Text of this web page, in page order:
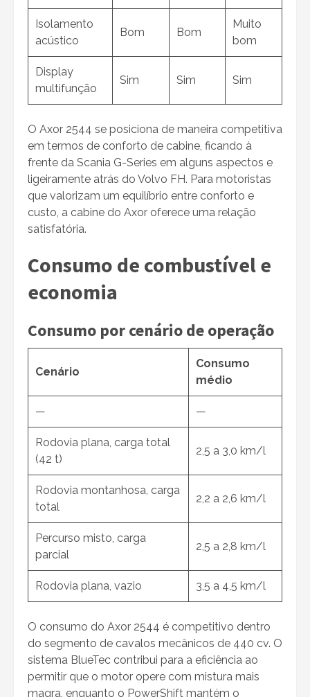
Isolamento
acústico
Bom Bom
Muito
bom
Display
multifunção
Sim Sim Sim
O Axor 2544 se posiciona de maneira competitiva
em termos de conforto de cabine, ficando à
frente da Scania G-Series em alguns aspectos e
ligeiramente atrás do Volvo FH. Para motoristas
que valorizam um equilíbrio entre conforto e
custo, a cabine do Axor oferece uma relação
satisfatória.
Consumo de combustível e
economia
Consumo por cenário de operação
Cenário
Consumo
médio
— —
Rodovia plana, carga total
(42 t)
2,5 a 3,0 km/l
Rodovia montanhosa, carga
total
2,2 a 2,6 km/l
Percurso misto, carga
parcial
2,5 a 2,8 km/l
Rodovia plana, vazio 3,5 a 4,5 km/l
O consumo do Axor 2544 é competitivo dentro
do segmento de cavalos mecânicos de 440 cv. O
sistema BlueTec contribui para a eficiência ao
permitir que o motor opere com mistura mais
magra, enquanto o PowerShift mantém o